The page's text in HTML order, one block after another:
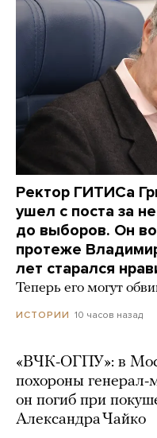
Ректор ГИТИСа
ушел с поста за
до выборов. Он
протеже
лет старался
Теперь его могут
ИСТОРИИ 10 часов назад
«ВЧК-ОГПУ»: в
похороны
он погиб при
Александра Чайко